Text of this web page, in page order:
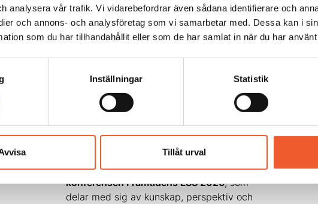
analysera vår trafik. Vi vidarebefordrar även sådana identifierare och
och annons- och analysföretag som vi samarbetar med. Dessa kan i
som du har tillhandahållit eller som de har samlat in när du har
Inställningar Statistik
Tillåt urval
i
En åldrande målgrupp inom
LSS – hur möter vi förändrade
behov i tid?
men verksamheterna är inte alltid rustade
för de behov som följer. Vad innebär det i
praktiken?
Läs vår intervju medMargareta Lunde-
, legitimerad sjuksköterska,
föreläsare och medverkande på
konferensen Framtidens LSS 2026, som
delar med sig av kunskap, perspektiv och